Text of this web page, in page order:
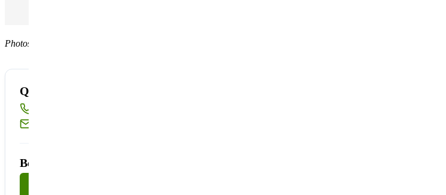
Photos non contractuelles
Quantité disponible insuffisante ?
Besoin d'un conseil technique ?